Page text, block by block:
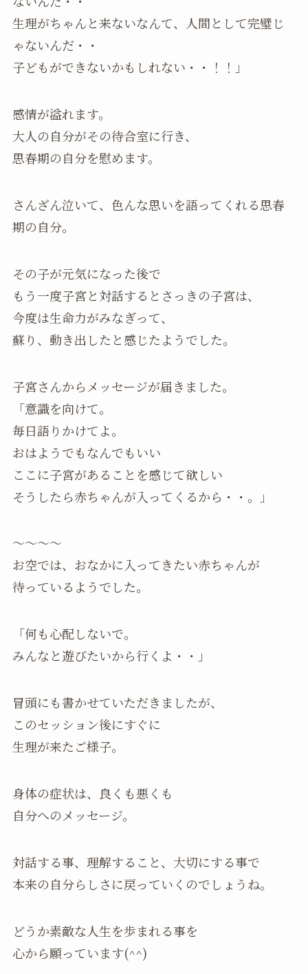
生理がちゃんと来ないなんて、人間として完璧じ
ゃないんだ・・
子どもができないかもしれない・・！！」
感情が溢れます。
大人の自分がその待合室に行き、
思春期の自分を慰めます。
さんざん泣いて、色んな思いを語ってくれる思春
期の自分。
その子が元気になった後で
もう一度子宮と対話するとさっきの子宮は、
今度は生命力がみなぎって、
蘇り、動き出したと感じたようでした。
子宮さんからメッセージが届きました。
「意識を向けて。
毎日語りかけてよ。
おはようでもなんでもいい
ここに子宮があることを感じて欲しい
そうしたら赤ちゃんが入ってくるから・・。」
～～～～
お空では、おなかに入ってきたい赤ちゃんが
待っているようでした。
「何も心配しないで。
みんなと遊びたいから行くよ・・」
冒頭にも書かせていただきましたが、
このセッション後にすぐに
生理が来たご様子。
身体の症状は、良くも悪くも
自分へのメッセージ。
対話する事、理解すること、大切にする事で
本来の自分らしさに戻っていくのでしょうね。
どうか素敵な人生を歩まれる事を
心から願っています(^^)